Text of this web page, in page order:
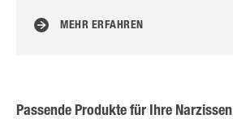
MEHR ERFAHREN
Passende Produkte für Ihre Narzissen